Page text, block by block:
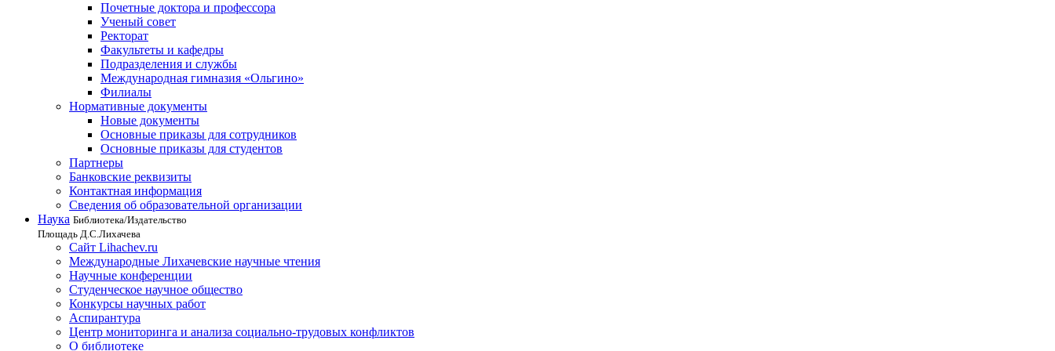
Почетные доктора и профессора
Ученый совет
Ректорат
Факультеты и кафедры
Подразделения и службы
Международная гимназия «Ольгино»
Филиалы
Нормативные документы
Новые документы
Основные приказы для сотрудников
Основные приказы для студентов
Партнеры
Банковские реквизиты
Контактная информация
Сведения об образовательной организации
Наука Библиотека/Издательство
Площадь Д.С.Лихачева
Сайт Lihachev.ru
Международные Лихачевские научные чтения
Научные конференции
Студенческое научное общество
Конкурсы научных работ
Аспирантура
Центр мониторинга и анализа социально-трудовых конфликтов
О библиотеке